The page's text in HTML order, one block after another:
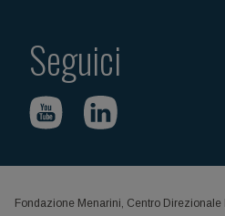
Seguici
Fondazione Menarini, Centro Direzionale